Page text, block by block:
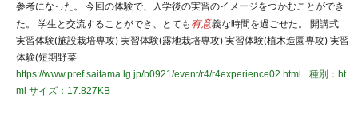
参考になった。 今回の体験で、入学後の実習のイメージをつかむことができ
た。 学生と交流することができ、とても 有意義な時間を過ごせた。 開講式
実習体験(施設栽培専攻) 実習体験(露地栽培専攻) 実習体験(植木造園専攻) 実習
体験(短期野菜
https://www.pref.saitama.lg.jp/b0921/event/r4/r4experience02.html
種別：ht
ml サイズ：17.827KB